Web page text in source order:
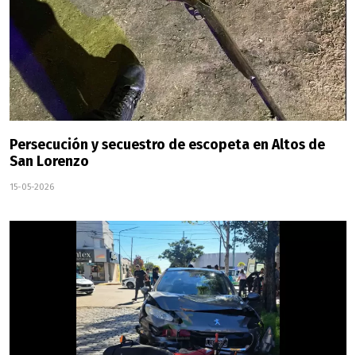
Persecución y secuestro de escopeta en Altos de
San Lorenzo
15-05-2026